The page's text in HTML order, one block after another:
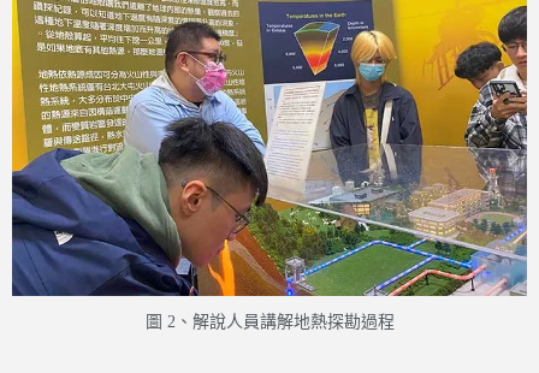
圖 2、解說人員講解地熱探勘過程